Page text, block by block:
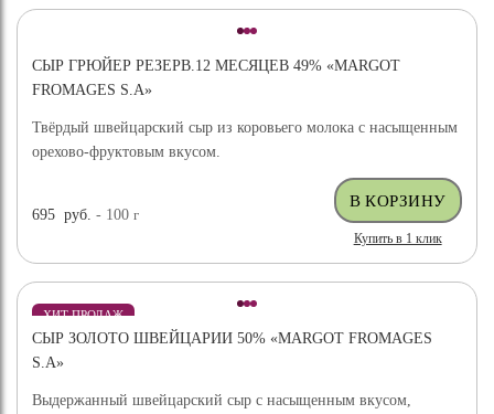
СЫР ГРЮЙЕР РЕЗЕРВ.12 МЕСЯЦЕВ 49% «MARGOT
FROMAGES S.A»
Твёрдый швейцарский сыр из коровьего молока с насыщенным
орехово-фруктовым вкусом.
695 руб. - 100г
Купить в 1 клик
ХИТ ПРОДАЖ
СЫР ЗОЛОТО ШВЕЙЦАРИИ 50% «MARGOT FROMAGES
S.A»
Выдержанный швейцарский сыр с насыщенным вкусом,